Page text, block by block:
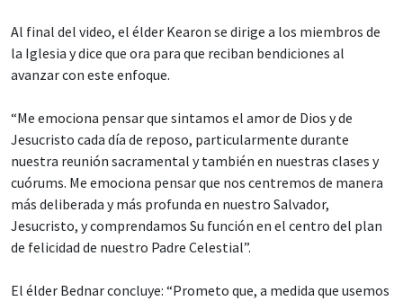
Al final del video, el élder Kearon se dirige a los miembros de
la Iglesia y dice que ora para que reciban bendiciones al
avanzar con este enfoque.
“Me emociona pensar que sintamos el amor de Dios y de
Jesucristo cada día de reposo, particularmente durante
nuestra reunión sacramental y también en nuestras clases y
cuórums. Me emociona pensar que nos centremos de manera
más deliberada y más profunda en nuestro Salvador,
Jesucristo, y comprendamos Su función en el centro del plan
de felicidad de nuestro Padre Celestial”.
El élder Bednar concluye: “Prometo que, a medida que usemos